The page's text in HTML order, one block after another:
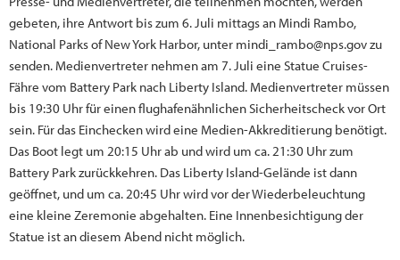
gebeten, ihre Antwort bis zum 6. Juli mittags an Mindi Rambo,
National Parks of New York Harbor, unter mindi_rambo@nps.gov zu
senden. Medienvertreter nehmen am 7. Juli eine Statue Cruises-
Fähre vom Battery Park nach Liberty Island. Medienvertreter müssen
bis 19:30 Uhr für einen flughafenähnlichen Sicherheitscheck vor Ort
sein. Für das Einchecken wird eine Medien-Akkreditierung benötigt.
Das Boot legt um 20:15 Uhr ab und wird um ca. 21:30 Uhr zum
Battery Park zurückkehren. Das Liberty Island-Gelände ist dann
geöffnet, und um ca. 20:45 Uhr wird vor der Wiederbeleuchtung
eine kleine Zeremonie abgehalten. Eine Innenbesichtigung der
Statue ist an diesem Abend nicht möglich.